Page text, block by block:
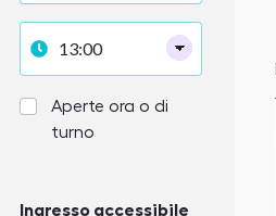
Aperte ora o di
turno
Ingresso accessibile